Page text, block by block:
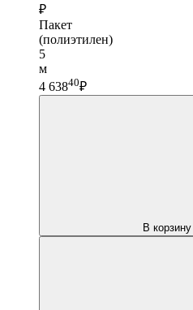
₽
Пакет
(полиэтилен)
5
м
4 63840₽
В корзину